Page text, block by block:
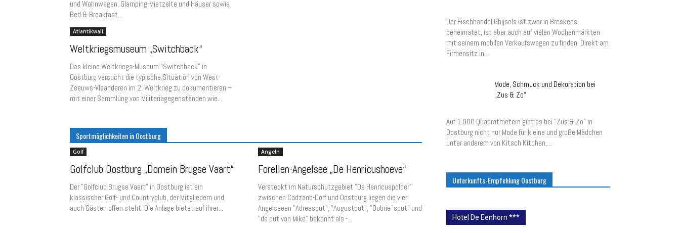
und Wohnwagen, Glamping-Mietzelte und Häuser sowie
Bed & Breakfast...
Atlantikwall
Weltkriegsmuseum „Switchback“
Das kleine Weltkriegs-Museum "Switchback" in
Oostburg versucht die typische Situation von West-
Zeeuws-Vlaanderen im 2. Weltkrieg zu dokumentieren –
mit einer Sammlung von Militariagegenständen wie...
Sportmöglichkeiten in Oostburg
Golf
Golfclub Oostburg „Domein Brugse Vaart“
Der "Golfclub Brugse Vaart" in Oostburg ist ein
klassischer Golf- und Countryclub, der Mitgliedern und
auch Gästen offen steht. Die Anlage bietet auf ihrer...
Angeln
Forellen-Angelsee „De Henricushoeve“
Versteckt im Naturschutzgebiet "De Henricuspolder"
zwischen Cadzand-Dorf und Oostburg liegen die vier
Angelseeen "Adreasput", "Augustput", "Oubrie`sput" und
"de put van Mike" bekannt als -...
Der Fischhandel Ghijsels ist zwar in Breskens
beheimatet, ist aber auch auf vielen Wochenmärkten
mit seinem mobilen Verkaufswagen zu finden. Direkt am
Firmensitz in...
Mode, Schmuck und Dekoration bei
„Zus & Zo“
Auf 1.000 Quadratmetern gibt es bei "Zus & Zo" in
Oostburg nicht nur Mode für kleine und große Mädchen
unter anderem von Kitsch Kitchen,...
Unterkunfts-Empfehlung Oostburg
Hotel De Eenhorn ***